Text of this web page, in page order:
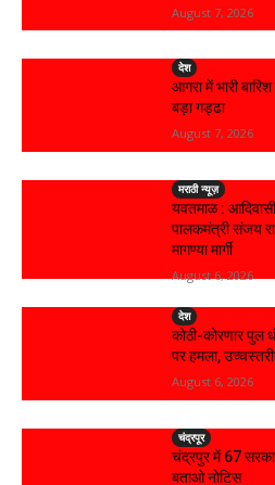
August 7, 2026
देश
आगरा में भारी
बड़ा गड्ढा
August 7, 2026
मराठी न्यूज़
यवतमाळ : आदिवासी
पालकमंत्री संजय
मागण्या मार्गी
August 6, 2026
देश
कोठी-कोरणार पुल
पर हमला,
August 6, 2026
चंद्रपूर
चंद्रपुर में 67
बताओ नोटिस